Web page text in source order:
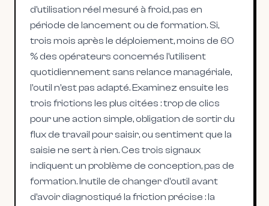
d'utilisation réel mesuré à froid, pas en
période de lancement ou de formation. Si,
trois mois après le déploiement, moins de 60
% des opérateurs concernés l'utilisent
quotidiennement sans relance managériale,
l'outil n'est pas adapté. Examinez ensuite les
trois frictions les plus citées : trop de clics
pour une action simple, obligation de sortir du
flux de travail pour saisir, ou sentiment que la
saisie ne sert à rien. Ces trois signaux
indiquent un problème de conception, pas de
formation. Inutile de changer d'outil avant
d'avoir diagnostiqué la friction précise : la